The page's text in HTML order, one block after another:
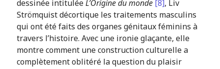
dessinée intituléeL’Origine du monde [8], Liv
Strömquist décortique les traitements masculins
qui ont été faits des organes génitaux féminins à
travers l’histoire. Avec une ironie glaçante, elle
montre comment une construction culturelle a
complètement oblitéré la question du plaisir